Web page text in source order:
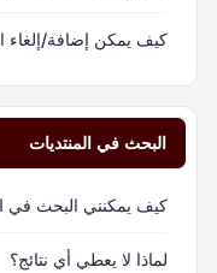
كيف يمكن إضافة/إلغاء
البحث في المنتديات
كيف يمكنني البحث في
لماذا لا يعطي أي نتائج؟